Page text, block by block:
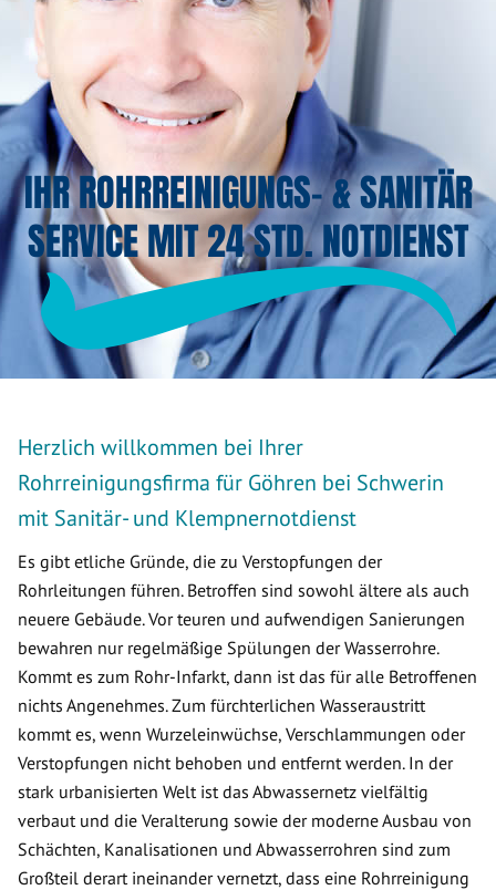
IHR ROHRREINIGUNGS- & SANITÄR
SERVICE MIT 24 STD. NOTDIENST
Herzlich willkommen bei Ihrer
Rohrreinigungsfirma für Göhren bei Schwerin
mit Sanitär- und Klempnernotdienst
Es gibt etliche Gründe, die zu Verstopfungen der
Rohrleitungen führen. Betroffen sind sowohl ältere als auch
neuere Gebäude. Vor teuren und aufwendigen Sanierungen
bewahren nur regelmäßige Spülungen der Wasserrohre.
Kommt es zum Rohr-Infarkt, dann ist das für alle Betroffenen
nichts Angenehmes. Zum fürchterlichen Wasseraustritt
kommt es, wenn Wurzeleinwüchse, Verschlammungen oder
Verstopfungen nicht behoben und entfernt werden. In der
stark urbanisierten Welt ist das Abwassernetz vielfältig
verbaut und die Veralterung sowie der moderne Ausbau von
Schächten, Kanalisationen und Abwasserrohren sind zum
Großteil derart ineinander vernetzt, dass eine Rohrreinigung